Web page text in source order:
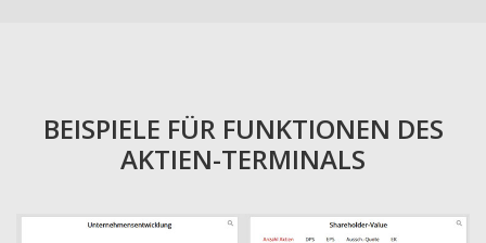
BEISPIELE FÜR FUNKTIONEN DES
AKTIEN-TERMINALS